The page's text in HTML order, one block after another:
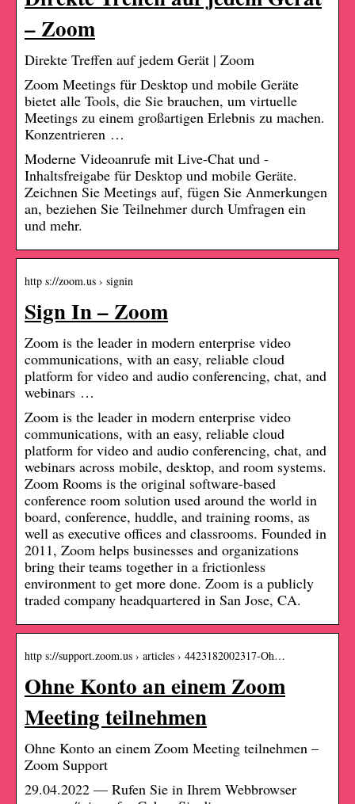
– Zoom
Direkte Treffen auf jedem Gerät | Zoom
Zoom Meetings für Desktop und mobile Geräte
bietet alle Tools, die Sie brauchen, um virtuelle
Meetings zu einem großartigen Erlebnis zu machen.
Konzentrieren …
Moderne Videoanrufe mit Live-Chat und -
Inhaltsfreigabe für Desktop und mobile Geräte.
Zeichnen Sie Meetings auf, fügen Sie Anmerkungen
an, beziehen Sie Teilnehmer durch Umfragen ein
und mehr.
http s://zoom.us › signin
Sign In – Zoom
Zoom is the leader in modern enterprise video
communications, with an easy, reliable cloud
platform for video and audio conferencing, chat, and
webinars …
Zoom is the leader in modern enterprise video
communications, with an easy, reliable cloud
platform for video and audio conferencing, chat, and
webinars across mobile, desktop, and room systems.
Zoom Rooms is the original software-based
conference room solution used around the world in
board, conference, huddle, and training rooms, as
well as executive offices and classrooms. Founded in
2011, Zoom helps businesses and organizations
bring their teams together in a frictionless
environment to get more done. Zoom is a publicly
traded company headquartered in San Jose, CA.
http s://support.zoom.us › articles › 4423182002317-Oh…
Ohne Konto an einem Zoom
Meeting teilnehmen
Ohne Konto an einem Zoom Meeting teilnehmen –
Zoom Support
29.04.2022 — Rufen Sie in Ihrem Webbrowser